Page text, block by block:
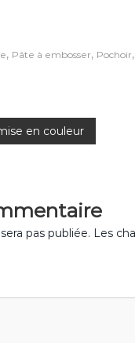
, Pâte à embosser, Pochoir,
en couleur
pas publiée. Les